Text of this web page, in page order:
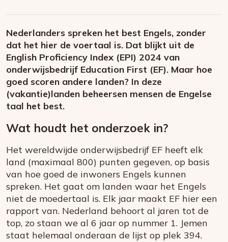
Nederlanders spreken het best Engels, zonder
dat het hier de voertaal is. Dat blijkt uit de
English Proficiency Index (EPI) 2024 van
onderwijsbedrijf Education First (EF). Maar hoe
goed scoren andere landen? In deze
(vakantie)landen beheersen mensen de Engelse
taal het best.
Wat houdt het onderzoek in?
Het wereldwijde onderwijsbedrijf EF heeft elk
land (maximaal 800) punten gegeven, op basis
van hoe goed de inwoners Engels kunnen
spreken. Het gaat om landen waar het Engels
niet de moedertaal is. Elk jaar maakt EF hier een
rapport van. Nederland behoort al jaren tot de
top, zo staan we al 6 jaar op nummer 1. Jemen
staat helemaal onderaan de lijst op plek 394.